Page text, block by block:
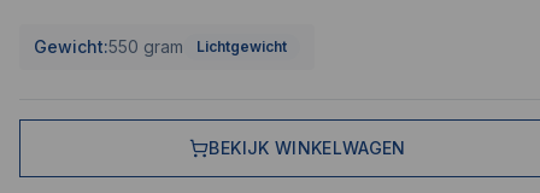
Gewicht:550 gram Lichtgewicht
BEKIJK WINKELWAGEN